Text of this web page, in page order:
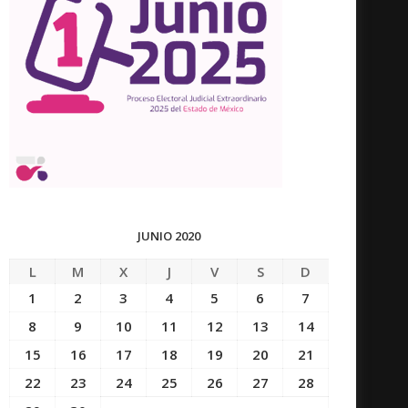
JUNIO 2020
L M X J V S
D
1
2 3 4 5 6
7
8
9 10 11 12 13
14
15
16 17 18 19 20
21
22
23 24 25 26 27
28